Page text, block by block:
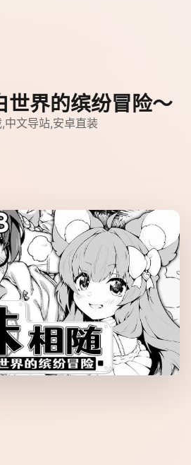
世界的缤纷冒险～
中文导站,安卓直装